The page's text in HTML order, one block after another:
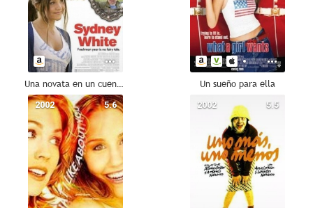
Una novata en un cuento de hadas (Sydney White) Un sueño para ella
5.6
2002 5.5
2002